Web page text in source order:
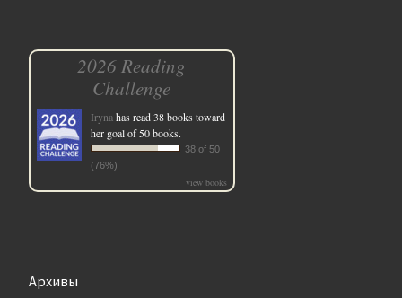
2026 Reading
Challenge
Irynahas read 38 books toward
her goal of 50 books.
38 of 50
(76%)
view books
Архивы